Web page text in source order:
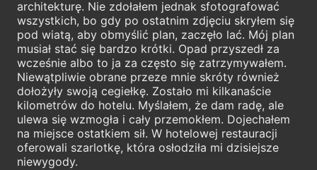
architekturę. Nie zdołałem jednak sfotografować
wszystkich, bo gdy po ostatnim zdjęciu skryłem się
pod wiatą, aby obmyślić plan, zaczęło lać. Mój plan
musiał stać się bardzo krótki. Opad przyszedł za
wcześnie albo to ja za często się zatrzymywałem.
Niewątpliwie obrane przeze mnie skróty również
dołożyły swoją cegiełkę. Zostało mi kilkanaście
kilometrów do hotelu. Myślałem, że dam radę, ale
ulewa się wzmogła i cały przemokłem. Dojechałem
na miejsce ostatkiem sił. W hotelowej restauracji
oferowali szarlotkę, która osłodziła mi dzisiejsze
niewygody.